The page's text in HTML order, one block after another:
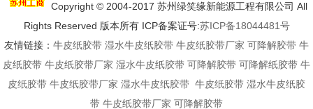
Copyright © 2004-2017 苏州绿笑缘新能源工程有限公司 All
Rights Reserved 版本所有 ICP备案证号:苏ICP备18044481号
友情链接： 牛皮纸胶带 湿水牛皮纸胶带 牛皮纸胶带厂家 可降解胶带 牛
皮纸胶带 牛皮纸胶带厂家 湿水牛皮纸胶带 可降解胶带 可降解纸胶带 牛
皮纸胶带 牛皮纸胶带厂家 湿水牛皮纸胶带 牛皮纸胶带 湿水牛皮纸胶
带 牛皮纸胶带厂家 可降解胶带